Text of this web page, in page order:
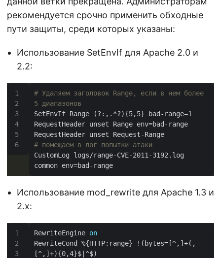
рекомендуется срочно применить обходные
пути защиты, среди которых указаны:
Использование SetEnvIf для Apache 2.0 и
2.2:
3
4
5
6
# Удаляем заголовок Range, если в нем более
5 диапазонов
# помещаем в лог попытки атаки
CustomLog logs/range-CVE-2011-3192.log
Использование mod_rewrite для Apache 1.3 и
2.x:
3
RewriteEngine on
RewriteCond %{HTTP:range} !(bytes=[^,]+(,